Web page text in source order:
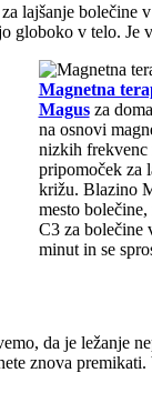
lajšanje
v telo. Je
Magnetna
Magusza
na osnovi
nizkih frekvenc
pripomoček za
križu. Blazino
mesto
C3 za bolečine
minut in se
da je ležanje
znova